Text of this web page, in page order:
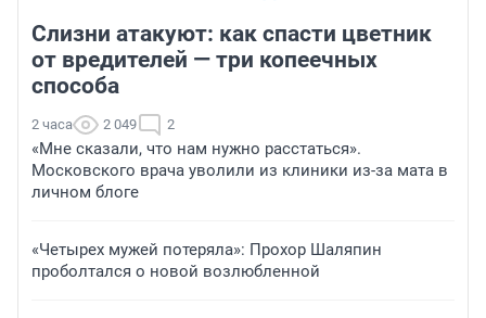
Слизни атакуют: как спасти цветник
от вредителей — три копеечных
способа
2 часа 2 049 2
«Мне сказали, что нам нужно расстаться».
Московского врача уволили из клиники из-за мата в
личном блоге
«Четырех мужей потеряла»: Прохор Шаляпин
проболтался о новой возлюбленной